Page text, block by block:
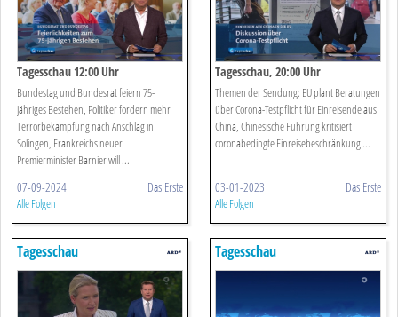
Tagesschau 12:00 Uhr
Bundestag und Bundesrat feiern 75-
jähriges Bestehen, Politiker fordern mehr
Terrorbekämpfung nach Anschlag in
Solingen, Frankreichs neuer
Premierminister Barnier will ...
07-09-2024 Das Erste
Alle Folgen
Tagesschau, 20:00 Uhr
Themen der Sendung: EU plant Beratungen
über Corona-Testpflicht für Einreisende aus
China, Chinesische Führung kritisiert
coronabedingte Einreisebeschränkung ...
03-01-2023 Das Erste
Alle Folgen
Tagesschau Tagesschau